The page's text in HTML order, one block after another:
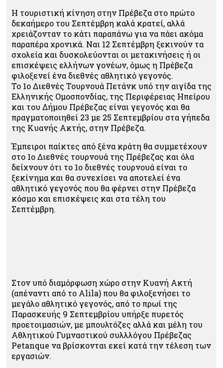
Η τουριστική κίνηση στην Πρέβεζα στο πρώτο
δεκαήμερο του Σεπτέμβρη καλά κρατεί, αλλά
χρειάζονταν το κάτι παραπάνω για να πάει ακόμα
παραπέρα χρονικά. Ναι 12 Σεπτέμβρη ξεκινούν τα
σχολεία και δυσκολεύονται οι μετακινήσεις ή οι
επισκέψεις ελλήνων γονέων, όμως η Πρέβεζα
φιλοξενεί ένα διεθνές αθλητικό γεγονός.
Το 1ο Διεθνές Τουρνουά Πετάνκ υπό την αιγίδα της
Ελληνικής Ομοσπονδίας, της Περιφέρειας Ηπείρου
και του Δήμου Πρέβεζας είναι γεγονός και θα
πραγματοποιηθεί 23 με 25 Σεπτεμβρίου στα γήπεδα
της Κυανής Ακτής, στην Πρέβεζα.
Έμπειροι παίκτες από ξένα κράτη θα συμμετέχουν
στο 1ο Διεθνές τουρνουά της Πρέβεζας και όλα
δείχνουν ότι το 1ο διεθνές τουρνουά είναι το
ξεκίνημα και θα συνεχίσει να αποτελεί ένα
αθλητικό γεγονός που θα φέρνει στην Πρέβεζα
κόσμο και επισκέψεις και στα τέλη του
Σεπτέμβρη.
Στον υπό διαμόρφωση χώρο στην Κυανή Ακτή
(απέναντι από το Alila) που θα φιλοξενήσει το
μεγάλο αθλητικό γεγονός, από το πρωί της
Παρασκευής 9 Σεπτεμβρίου υπήρξε πυρετός
προετοιμασιών, με μπουλτόζες αλλά και μέλη του
Αθλητικού Γυμναστικού συλλλόγου Πρέβεζας
Petanque να βρίσκονται εκεί κατά την τέλεση των
εργασιών.